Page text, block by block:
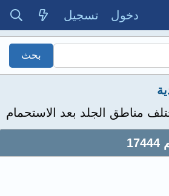
دخول تسجيل
مناطق الجلد بعد الاستحمام